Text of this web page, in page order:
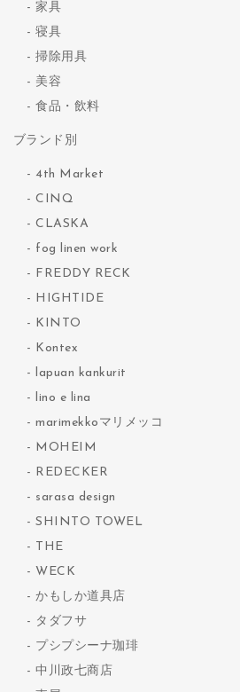
家具
寝具
掃除用具
美容
食品・飲料
ブランド別
4th Market
CINQ
CLASKA
fog linen work
FREDDY RECK
HIGHTIDE
KINTO
Kontex
lapuan kankurit
lino e lina
marimekkoマリメッコ
MOHEIM
REDECKER
sarasa design
SHINTO TOWEL
THE
WECK
かもしか道具店
タダフサ
プシプシーナ珈琲
中川政七商店